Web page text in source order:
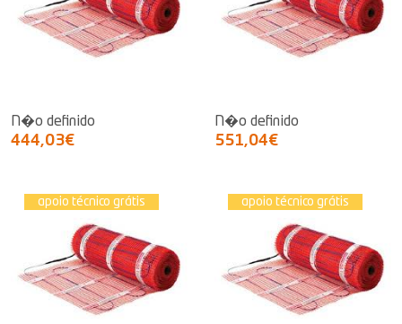
N�o definido
444,03€
N�o definido
551,04€
apoio técnico grátis apoio técnico grátis